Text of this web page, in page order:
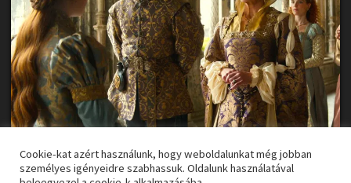
A kis északi királyságról nem tudunk meg sokat azon
Cookie-kat azért használunk, hogy weboldalunkat még jobban
személyes igényeidre szabhassuk. Oldalunk használatával